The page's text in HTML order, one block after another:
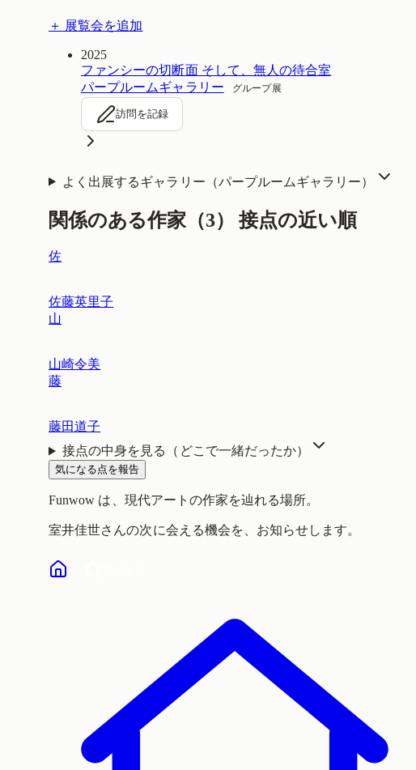
＋ 展覧会を追加
2025
ファンシーの切断面 そして、無人の待合室
パープルームギャラリー
グループ展
訪問を記録
よく出展するギャラリー（パープルームギャラリー）
関係のある作家（3） 接点の近い順
佐
佐藤英里子
山
山崎令美
藤
藤田道子
接点の中身を見る（どこで一緒だったか）
気になる点を報告
Funwow は、現代アートの作家を辿れる場所。
室井佳世さんの次に会える機会を、お知らせします。